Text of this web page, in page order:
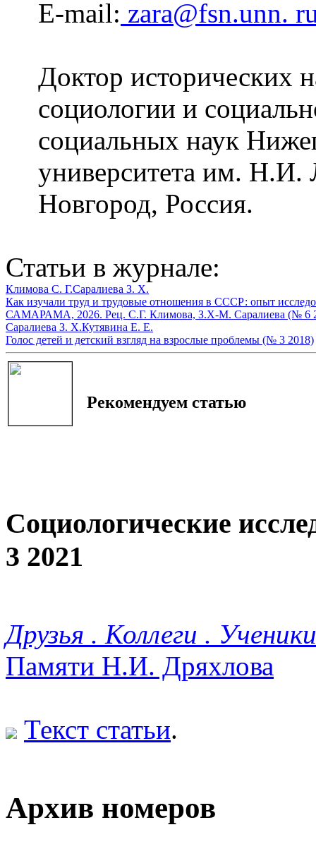
E-mail: zara@fsn.unn.
Доктор исторических
социологии и
социальных наук
университета им. Н.И.
Новгород, Россия.
Статьи в журнале:
Климова С. Г.Саралиева З. Х.
Как изучали труд и трудовые отношения в СССР: опыт
САМАРАМА, 2026. Рец. С.Г. Климова, З.Х-М. Саралиева (№ 6
Саралиева З. Х.Кутявина Е. Е.
Голос детей и детский взгляд на взрослые проблемы (№ 3 2018)
Рекомендуем статью
Социологические
3 2021
Друзья . Коллеги .
Памяти Н.И. Дряхлова
Текст статьи.
Архив номеров